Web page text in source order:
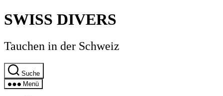
Direkt
zum
wechseln
SWISS DIVERS
Tauchen in der Schweiz
Suche
Menü